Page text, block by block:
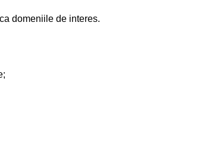
domeniile de interes.